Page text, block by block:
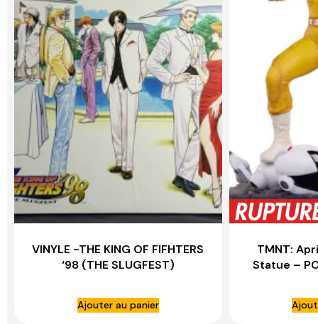
VINYLE -THE KING OF FIFHTERS
‘98 (THE SLUGFEST)
Ajouter au panier
TMNT:
Statue –